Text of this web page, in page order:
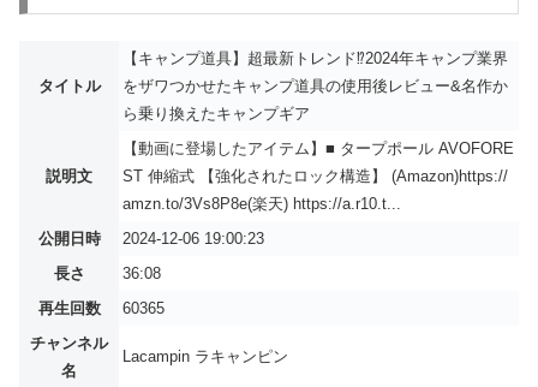
タイトル
【キャンプ道具】超最新トレンド⁉️2024年キャンプ業界
をザワつかせたキャンプ道具の使用後レビュー&名作か
ら乗り換えたキャンプギア
説明文
【動画に登場したアイテム】■ タープポール AVOFORE
ST 伸縮式 【強化されたロック構造】 (Amazon)https://
amzn.to/3Vs8P8e(楽天) https://a.r10.t...
公開日時
2024-12-06 19:00:23
長さ
36:08
再生回数
60365
チャンネル
名
Lacampin ラキャンピン